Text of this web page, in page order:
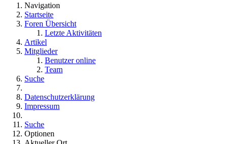
Navigation
Startseite
Foren Übersicht
Letzte Aktivitäten
Artikel
Mitglieder
Benutzer online
Team
Suche
Datenschutzerklärung
Impressum
Suche
Optionen